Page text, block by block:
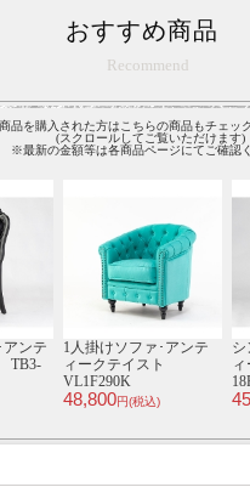
おすすめ商品
Recommend
品を購入された方はこちらの商品もチェッ
(スクロールしてご覧いただけます)
※最新の金額等は各商品ページにてご確認
アンテ
TB3-
1人掛けソファ･アンテ
ィークテイスト
VL1F290K
48,800円(税込)
シ